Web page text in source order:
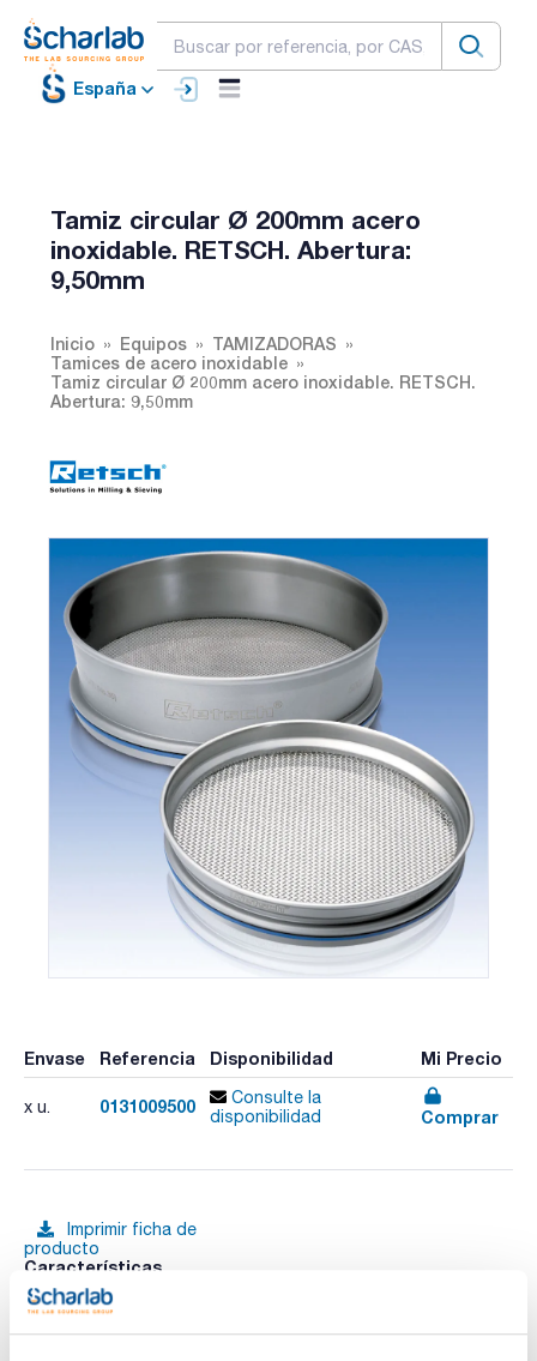
España
Tamiz circular Ø 200mm acero
inoxidable. RETSCH. Abertura:
9,50mm
Inicio Equipos
TAMIZADORAS
Tamices de acero inoxidable
Tamiz circular Ø 200mm acero inoxidable. RETSCH.
Abertura: 9,50mm
Envase Referencia Disponibilidad Mi Precio
x u. 0131009500
Consulte la
disponibilidad
Comprar
Imprimir ficha de
producto
Características
Abertura : 9,50mm
Pack (u.) : 1